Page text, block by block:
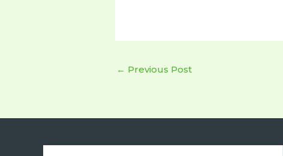
← Previous Post